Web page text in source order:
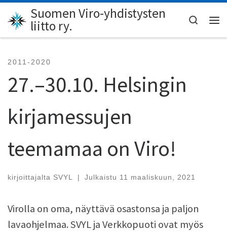
Skip to content
Suomen Viro-yhdistysten
liitto ry.
Search
2011-2020
27.–30.10. Helsingin
kirjamessujen
teemamaa on Viro!
kirjoittajalta SVYL | Julkaistu 11 maaliskuun, 2021
Virolla on oma, näyttävä osastonsa ja paljon
lavaohjelmaa. SVYL ja Verkkopuoti ovat myös